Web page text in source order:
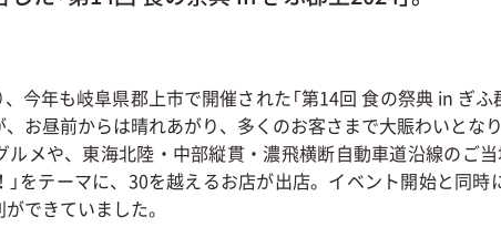
）、今年も岐阜県郡上市で開催された「第14回 食の祭典 in ぎ
お昼前からは晴れあがり、多くのお客さまで大賑わいとなり
メや、東海北陸・中部縦貫・濃飛横断自動車道沿線のご
をテーマに、30を越えるお店が出店。イベント開始と同
できていました。